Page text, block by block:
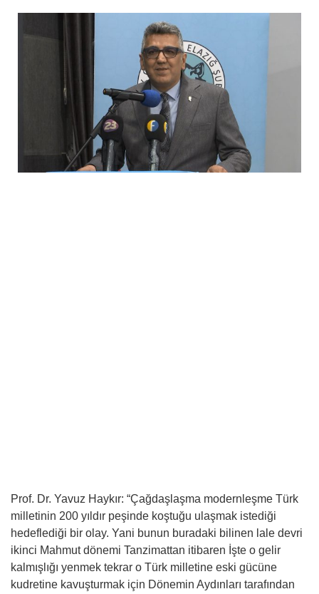
Prof. Dr. Yavuz Haykır: “Çağdaşlaşma modernleşme Türk
milletinin 200 yıldır peşinde koştuğu ulaşmak istediği
hedeflediği bir olay. Yani bunun buradaki bilinen lale devri
ikinci Mahmut dönemi Tanzimattan itibaren İşte o gelir
kalmışlığı yenmek tekrar o Türk milletine eski gücüne
kudretine kavuşturmak için Dönemin Aydınları tarafından